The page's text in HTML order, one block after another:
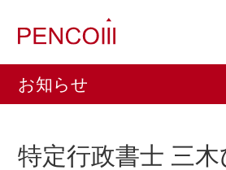
お知らせ
特定行政書士 三